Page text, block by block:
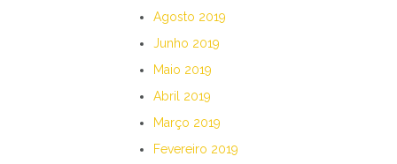
Agosto 2019
Junho 2019
Maio 2019
Abril 2019
Março 2019
Fevereiro 2019